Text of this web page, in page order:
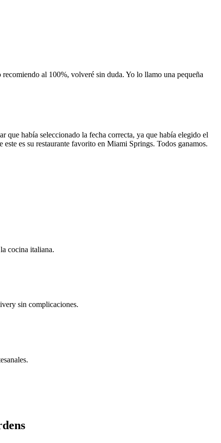
al 100%, volveré sin duda. Yo lo llamo una pequeña
había seleccionado la fecha correcta, ya que había elegido el
es su restaurante favorito en Miami Springs. Todos ganamos.
cocina italiana.
sin complicaciones.